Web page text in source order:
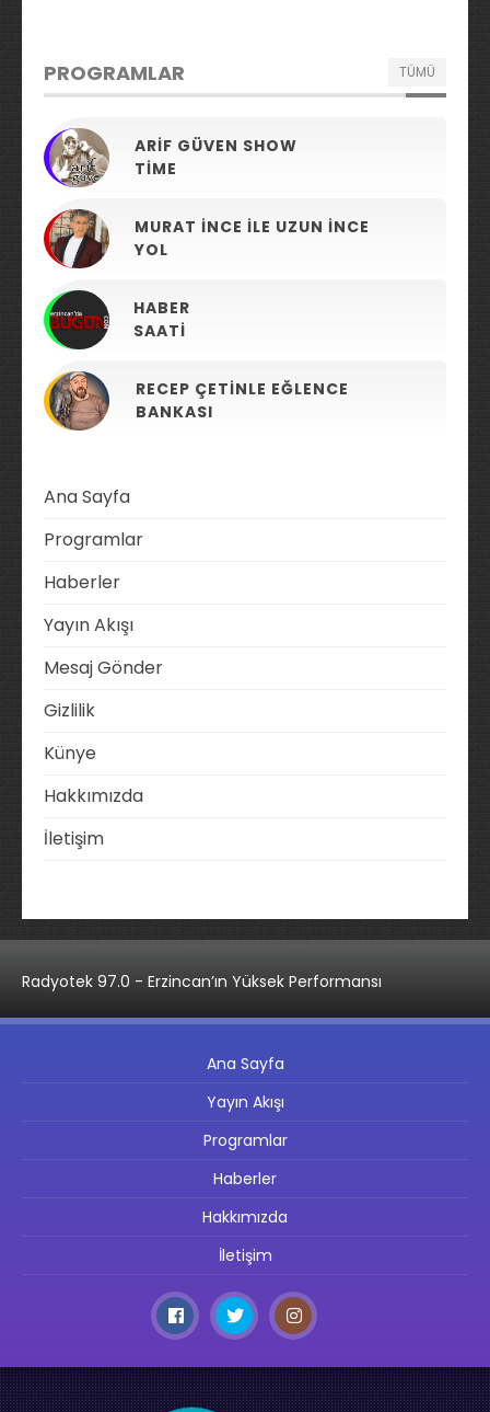
PROGRAMLAR TÜMÜ
ARIF GÜVEN SHOW
TIME
MURAT İNCE ILE UZUN İNCE
YOL
HABER
SAATI
RECEP ÇETINLE EĞLENCE
BANKASI
Ana Sayfa
Programlar
Haberler
Yayın Akışı
Mesaj Gönder
Gizlilik
Künye
Hakkımızda
İletişim
Radyotek 97.0 - Erzincan’ın Yüksek Performansı
Ana Sayfa
Yayın Akışı
Programlar
Haberler
Hakkımızda
İletişim